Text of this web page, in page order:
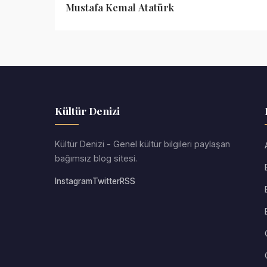
Mustafa Kemal Atatürk
Kültür Denizi
Kültür Denizi - Genel kültür bilgileri paylaşan
bağımsız blog sitesi.
InstagramTwitterRSS